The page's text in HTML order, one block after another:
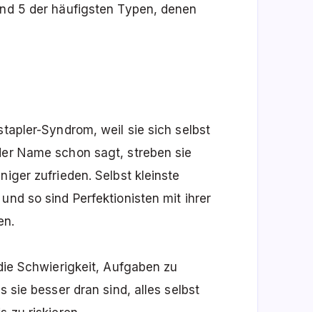
5 der häufigsten Typen, denen
Syndrom, weil sie sich selbst
Name schon sagt, streben sie
zufrieden. Selbst kleinste
so sind Perfektionisten mit ihrer
Schwierigkeit, Aufgaben zu
sie besser dran sind, alles selbst